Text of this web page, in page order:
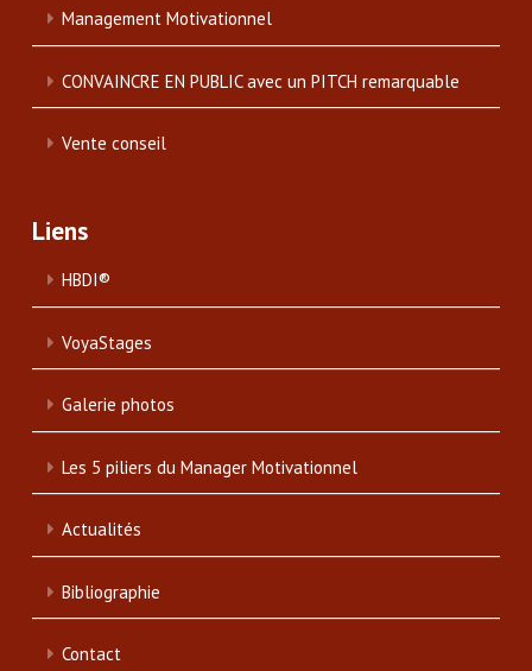
Management Motivationnel
CONVAINCRE EN PUBLIC avec un PITCH remarquable
Vente conseil
Liens
HBDI®
VoyaStages
Galerie photos
Les 5 piliers du Manager Motivationnel
Actualités
Bibliographie
Contact